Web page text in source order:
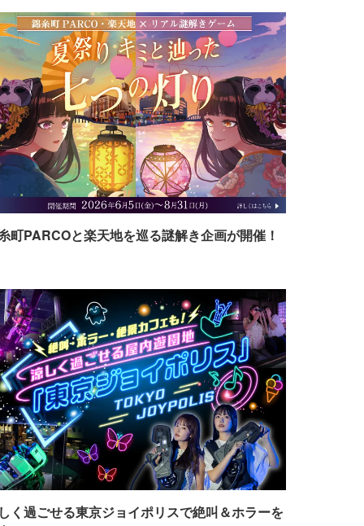
町PARCOと楽天地を巡る謎解き企画が開催！
く過ごせる東京ジョイポリスで絶叫＆ホラーを